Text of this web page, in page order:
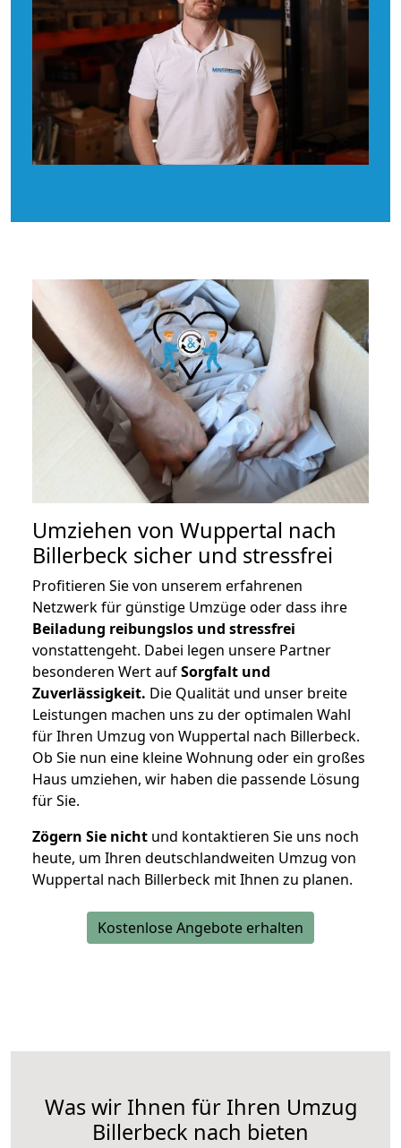
Umziehen von Wuppertal nach
Billerbeck sicher und stressfrei
Profitieren Sie von unserem erfahrenen
Netzwerk für günstige Umzüge oder dass ihre
Beiladung reibungslos und stressfrei
vonstattengeht. Dabei legen unsere Partner
besonderen Wert aufSorgfalt und
Zuverlässigkeit. Die Qualität und unser breite
Leistungen machen uns zu der optimalen Wahl
für Ihren Umzug von Wuppertal nach Billerbeck.
Ob Sie nun eine kleine Wohnung oder ein großes
Haus umziehen, wir haben die passende Lösung
für Sie.
Zögern Sie nicht und kontaktieren Sie uns noch
heute, um Ihren deutschlandweiten Umzug von
Wuppertal nach Billerbeck mit Ihnen zu planen.
Kostenlose Angebote erhalten
Was wir Ihnen für Ihren Umzug
Billerbeck nach bieten